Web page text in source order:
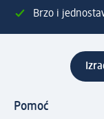
Brzo i
Pomoć